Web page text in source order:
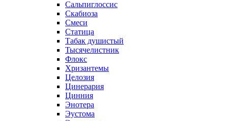
Сальпиглоссис
Скабиоза
Смеси
Статица
Табак душистый
Тысячелистник
Флокс
Хризантемы
Целозия
Цинерария
Цинния
Энотера
Эустома